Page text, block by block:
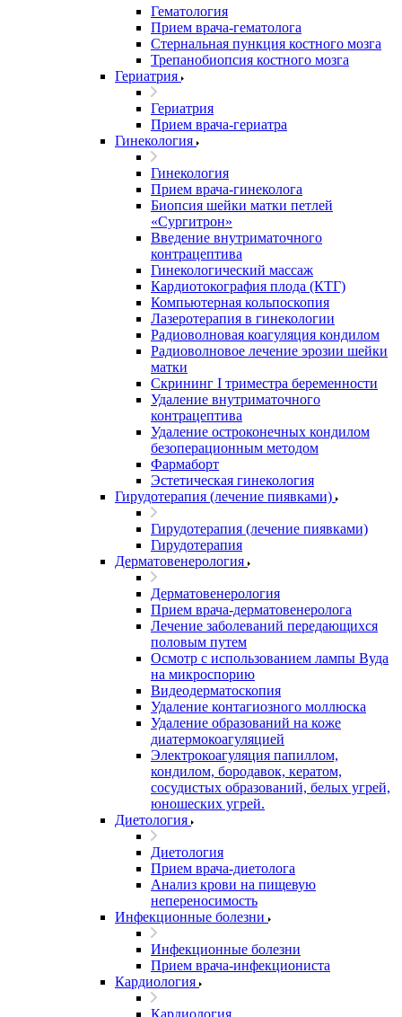
Гематология
Прием врача-гематолога
Стернальная пункция костного мозга
Трепанобиопсия костного мозга
Гериатрия
Гериатрия
Прием врача-гериатра
Гинекология
Гинекология
Прием врача-гинеколога
Биопсия шейки матки петлей
«Сургитрон»
Введение внутриматочного
контрацептива
Гинекологический массаж
Кардиотокография плода (КТГ)
Компьютерная кольпоскопия
Лазеротерапия в гинекологии
Радиоволновая коагуляция кондилом
Радиоволновое лечение эрозии шейки
матки
Скрининг I триместра беременности
Удаление внутриматочного
контрацептива
Удаление остроконечных кондилом
безоперационным методом
Фармаборт
Эстетическая гинекология
Гирудотерапия (лечение пиявками)
Гирудотерапия (лечение пиявками)
Гирудотерапия
Дерматовенерология
Дерматовенерология
Прием врача-дерматовенеролога
Лечение заболеваний передающихся
половым путем
Осмотр с использованием лампы Вуда
на микроспорию
Видеодерматоскопия
Удаление контагиозного моллюска
Удаление образований на коже
диатермокоагуляцией
Электрокоагуляция папиллом,
кондилом, бородавок, кератом,
сосудистых образований, белых угрей,
юношеских угрей.
Диетология
Диетология
Прием врача-диетолога
Анализ крови на пищевую
непереносимость
Инфекционные болезни
Инфекционные болезни
Прием врача-инфекциониста
Кардиология
Кардиология